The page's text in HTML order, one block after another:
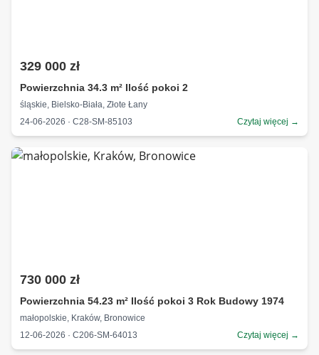
329 000 zł
Powierzchnia 34.3 m² Ilość pokoi 2
śląskie, Bielsko-Biała, Złote Łany
24-06-2026 · C28-SM-85103
Czytaj więcej →
730 000 zł
Powierzchnia 54.23 m² Ilość pokoi 3 Rok Budowy 1974
małopolskie, Kraków, Bronowice
12-06-2026 · C206-SM-64013
Czytaj więcej →